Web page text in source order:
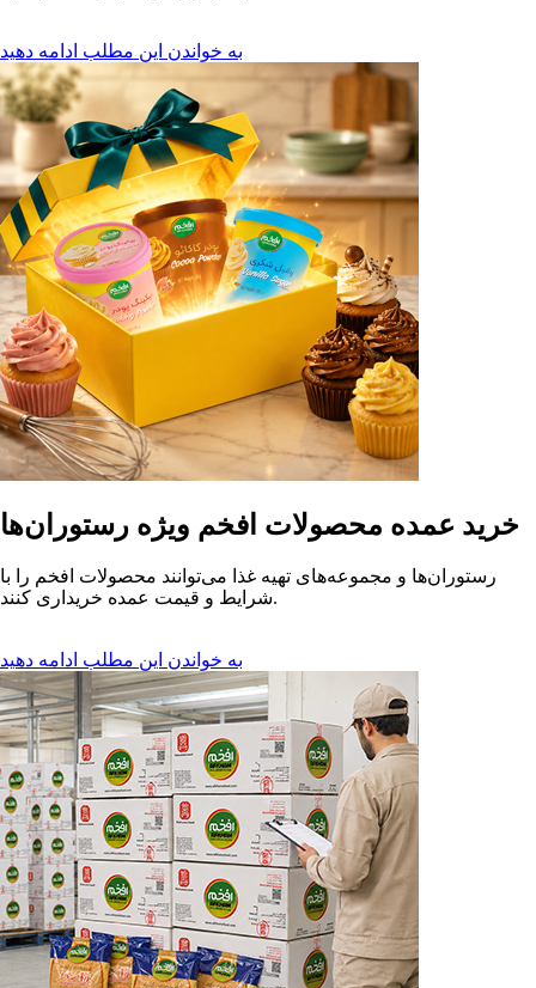
به خواندن این مطلب ادامه دهید
خرید عمده محصولات افخم ویژه رستوران‌ها
رستوران‌ها و مجموعه‌های تهیه غذا می‌توانند محصولات افخم را با
شرایط و قیمت عمده خریداری کنند.
به خواندن این مطلب ادامه دهید